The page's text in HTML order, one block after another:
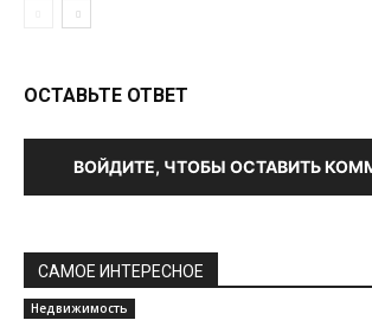
ОСТАВЬТЕ ОТВЕТ
ВОЙДИТЕ, ЧТОБЫ ОСТАВИТЬ
САМОЕ ИНТЕРЕСНОЕ
Недвижимость